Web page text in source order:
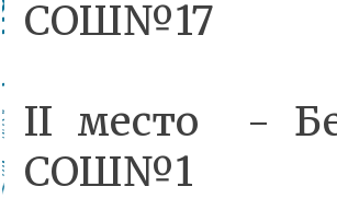
СОШ№17
II место -
СОШ№1